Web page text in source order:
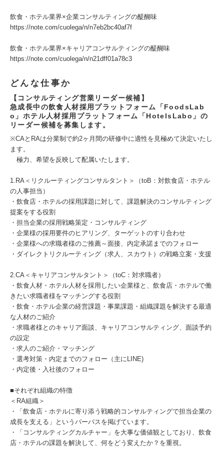
飲食・ホテル業界×企業コンサルティングの醍醐味
https://note.com/cuolega/n/n7eb2bc40af7f
飲食・ホテル業界×キャリアコンサルティングの醍醐味
https://note.com/cuolega/n/n21dff01a78c3
どんな仕事か
【コンサルティング営業リーダー候補】
急成長中の飲食人材採用プラットフォーム「FoodsLab
o」ホテル人材採用プラットフォーム「HotelsLabo」の
リーダー候補を募集します。
※CAとRAは分業制で約2ヶ月間の研修中に適性を見極めて決定いたし
ます。
極力、希望を反映して配属いたします。
1.RA＜リクルーティングコンサルタント＞（toB：対飲食店・ホテル
の人事担当）
・飲食店・ホテルの採用課題に対して、課題解決のコンサルティング
提案をする役割
・担当企業の採用戦略策定・コンサルティング
・企業様の採用要件のヒアリング、ターゲットのすり合わせ
・企業様への求職者様のご推薦～面接、内定承諾までのフォロー
・ダイレクトリクルーティング（求人、スカウト）の戦略立案・支援
2.CA＜キャリアコンサルタント＞（toC：対求職者）
・飲食人材・ホテル人材を採用したい企業様と、飲食店・ホテルで働
きたい求職者様をマッチングする役割
・飲食・ホテル企業の経営課題・事業課題・組織課題を解決する最適
な人材のご紹介
・求職者様とのキャリア面談、キャリアコンサルティング、面談予約
の設定
・求人のご紹介・マッチング
・選考対策・内定までのフォロー（主にLINE)
・内定後・入社後のフォロー
■それぞれ組織の特徴
＜RA組織＞
・「飲食店・ホテルに寄り添う戦略的コンサルティングで担当企業の
成長を支える」というパーパスを掲げています。
・「コンサルティングカルチャー」を大事な価値観としており、飲食
店・ホテルの課題を解決して、何をどう変えたか？を重視。